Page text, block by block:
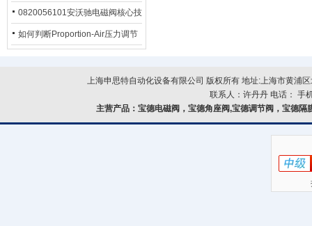
大问题解决措施
0820056101安沃驰电磁阀核心技
术参数
如何判断Proportion-Air压力调节
上海申思特自动化设备有限公司 版权所有 地址:上海市黄浦
联系人：许丹丹 电话： 手
主营产品：宝德电磁阀，宝德角座阀,宝德调节阀，宝德